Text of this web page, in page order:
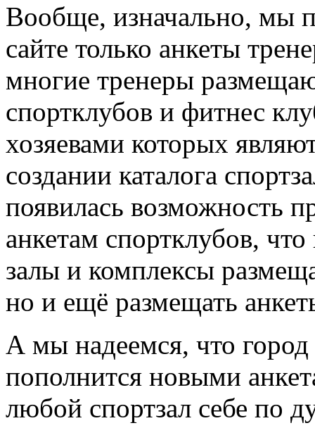
Вообще, изначально, мы
сайте только анкеты
многие тренеры
спортклубов и фитнес
хозяевами которых
создании каталога
появилась возможность
анкетам спортклубов,
залы и комплексы
но и ещё размещать
А мы надеемся, что
пополнится новыми
любой спортзал себе по